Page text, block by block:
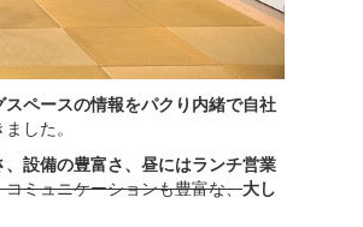
ペースの情報をパクり内緒で自社
した。
設備の豊富さ、昼にはランチ営業
ミュニケーションも豊富な、大し